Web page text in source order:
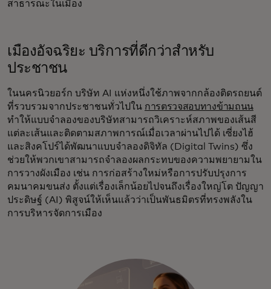
สาธารณะในเมือง
เมืองอัจฉริยะ บริการที่ดีกว่าสำหรับ
ประชาชน
ในนครนิวยอร์ก บริษัท AI แห่งหนึ่งใช้ภาพจากกล้องติดรถยนต์
ที่รวบรวมจากประชาชนทั่วไปใน การตรวจสอบทางข้ามถนน
ทำให้แบบจำลองของบริษัทสามารถวิเคราะห์สภาพของเส้นสี
แต่ละเส้นและติดตามสภาพการณ์เมื่อเวลาผ่านไปได้ เซี่ยงไฮ้
และสิงคโปร์ได้พัฒนาแบบจำลองดิจิทัล (Digital Twins) ซึ่ง
ช่วยให้พวกเขาสามารถจำลองผลกระทบของความพยายามใน
การวางผังเมือง เช่น การก่อสร้างใหม่หรือการปรับปรุงการ
คมนาคมขนส่ง ตั้งแต่เรื่องเล็กน้อยไปจนถึงเรื่องใหญ่โต ปัญญา
ประดิษฐ์ (AI) พิสูจน์ให้เห็นแล้วว่าเป็นพันธมิตรที่ทรงพลังใน
การบริหารจัดการเมือง